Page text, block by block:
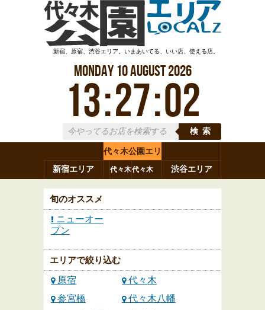
新宿、原宿、渋谷エリア。いまあいてる、いい店、使える店。
Monday 10August2026
13:27:02
検索
新宿エリア
代々木公園エリ
ア
渋谷エリア
原宿 代々木参宮橋
代々木
八幡
代々木
上原 神山町 渋谷 新宿
旬のオススメ
ニューオー
プン
エリアで絞り込む
原宿
代々木
参宮橋
代々木八幡